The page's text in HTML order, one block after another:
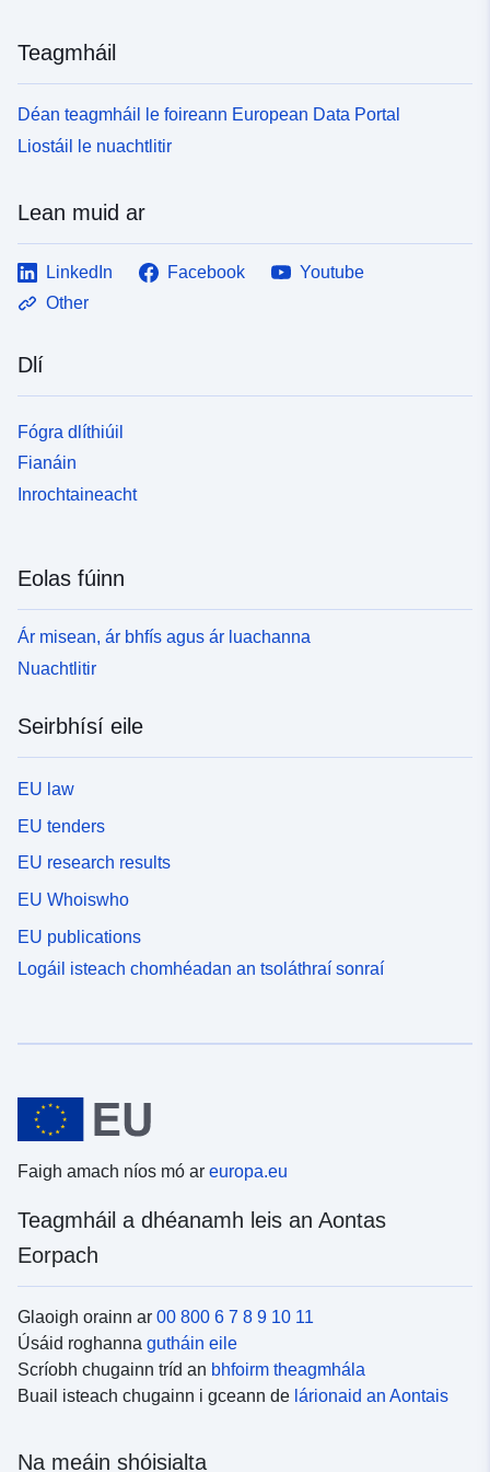
Teagmháil
Déan teagmháil le foireann European Data Portal
Liostáil le nuachtlitir
Lean muid ar
LinkedIn Facebook
Youtube
Other
Dlí
Fógra dlíthiúil
Fianáin
Inrochtaineacht
Eolas fúinn
Ár misean, ár bhfís agus ár luachanna
Nuachtlitir
Seirbhísí eile
EU law
EU tenders
EU research results
EU Whoiswho
EU publications
Logáil isteach chomhéadan an tsoláthraí sonraí
Faigh amach níos mó ar europa.eu
Teagmháil a dhéanamh leis an Aontas
Eorpach
Glaoigh orainn ar 00 800 6 7 8 9 10 11
Úsáid roghanna gutháin eile
Scríobh chugainn tríd an bhfoirm theagmhála
Buail isteach chugainn i gceann de lárionaid an Aontais
Na meáin shóisialta